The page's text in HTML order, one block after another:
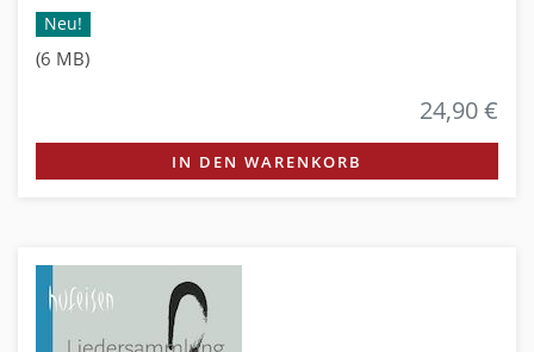
Neu!
(6 MB)
24,90 €
IN DEN WARENKORB